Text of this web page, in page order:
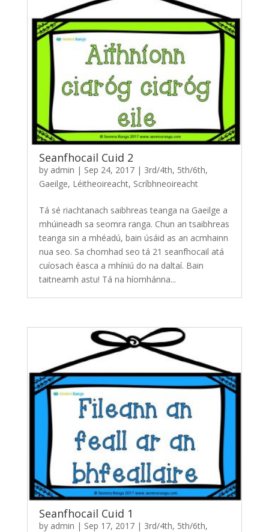
Seanfhocail Cuid 2
by admin | Sep 24, 2017| 3rd/4th, 5th/6th,
Gaeilge, Léitheoireacht, Scríbhneoireacht
Tá sé riachtanach saibhreas teanga na Gaeilge a
mhúineadh sa seomra ranga. Chun an tsaibhreas
teanga sin a mhéadú, bain úsáid as an acmhainn
nua seo. Sa chomhad seo tá 21 seanfhocail atá
cuíosach éasca a mhíniú do na daltaí. Bain
taitneamh astu! Tá na híomhánna...
Seanfhocail Cuid 1
by admin | Sep 17, 2017| 3rd/4th, 5th/6th,